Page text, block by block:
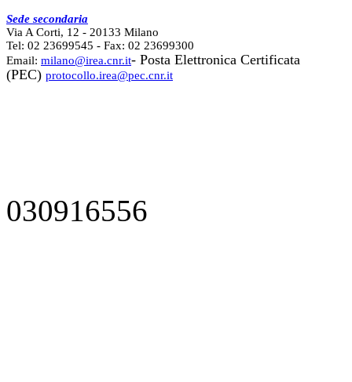
Sede secondaria
Via A Corti, 12 - 20133 Milano
Tel: 02 23699545 - Fax: 02 23699300
Email: milano@irea.cnr.it- Posta Elettronica Certificata
(PEC) protocollo.irea@pec.cnr.it
030916556